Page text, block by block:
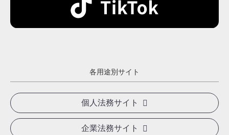
各用途別サイト
個人法務サイト
企業法務サイト